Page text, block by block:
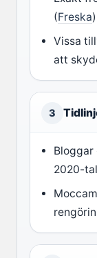
(Freska)
Vissa
att
3
2020-